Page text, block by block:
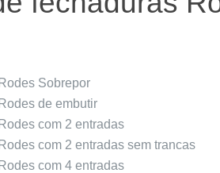
Sobrepor
de embutir
com 2 entradas
com 2 entradas sem trancas
com 4 entradas